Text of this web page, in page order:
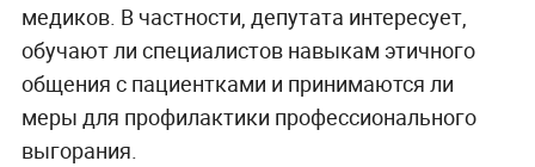
медиков. В частности, депутата интересует,
обучают ли специалистов навыкам этичного
общения с пациентками и принимаются ли
меры для профилактики профессионального
выгорания.